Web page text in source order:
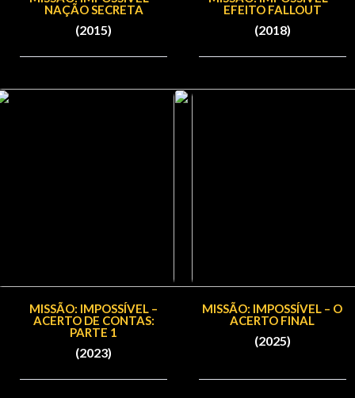
NAÇÃO SECRETA
(2015)
EFEITO FALLOUT
(2018)
MISSÃO: IMPOSSÍVEL –
ACERTO DE CONTAS:
PARTE 1
(2023)
MISSÃO: IMPOSSÍVEL – O
ACERTO FINAL
(2025)